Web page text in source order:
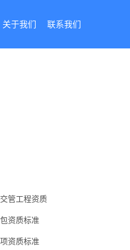
关于我们 联系我们
管工程资质
资质标准
资质标准